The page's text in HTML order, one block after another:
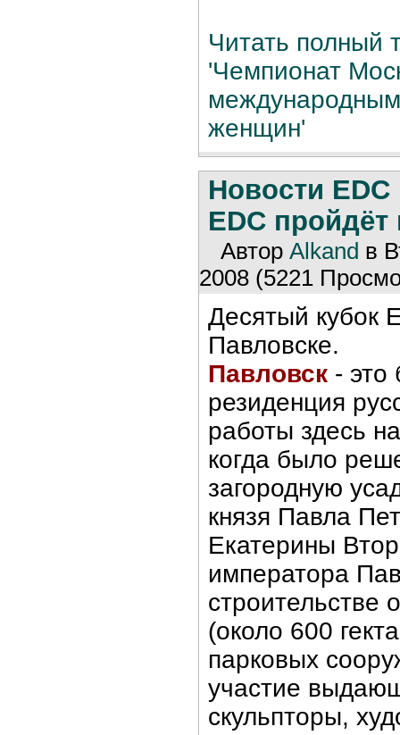
Читать полный
'Чемпионат
женщин'
Новости EDC
EDC
Автор Alkand в
2008 (5221
Десятый кубок
Павловске.
Павловск - это
резиденция
работы здесь
когда было
загородную
князя Павла
Екатерины
императора
строительстве
(около 600
парковых
участие
скульпторы,